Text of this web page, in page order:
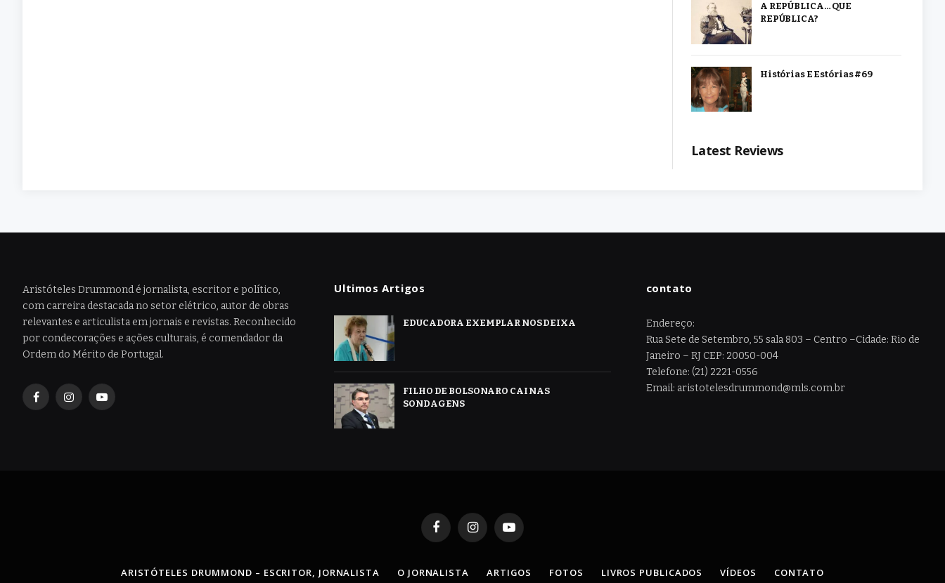
A REPÚBLICA… QUE
REPÚBLICA?
Histórias E Estórias #69
Latest Reviews
Aristóteles Drummond é jornalista, escritor e político,
com carreira destacada no setor elétrico, autor de obras
relevantes e articulista em jornais e revistas. Reconhecido
por condecorações e ações culturais, é comendador da
Ordem do Mérito de Portugal.
FacebookInstagramYouTube
Ultimos Artigos
EDUCADORA EXEMPLAR NOS DEIXA
FILHO DE BOLSONARO CAI NAS
SONDAGENS
contato
Endereço:
Rua Sete de Setembro, 55 sala 803 – Centro –Cidade: Rio de
Janeiro – RJ CEP: 20050-004
Telefone: (21) 2221-0556
Email: aristotelesdrummond@mls.com.br
FacebookInstagramYouTube
ARISTÓTELES DRUMMOND – ESCRITOR, JORNALISTA O JORNALISTA ARTIGOS FOTOS LIVROS PUBLICADOS VÍDEOS CONTATO